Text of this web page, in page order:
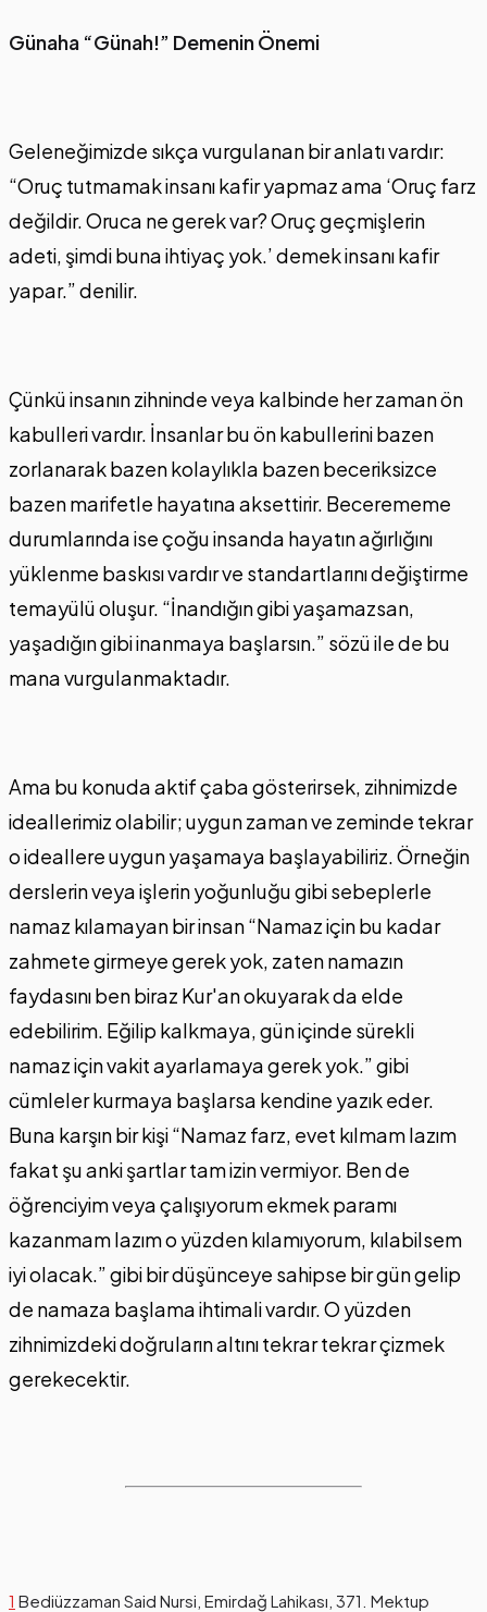
Günaha “Günah!” Demenin Önemi
Geleneğimizde sıkça vurgulanan bir anlatı vardır:
“Oruç tutmamak insanı kafir yapmaz ama ‘Oruç farz
değildir. Oruca ne gerek var? Oruç geçmişlerin
adeti, şimdi buna ihtiyaç yok.’ demek insanı kafir
yapar.” denilir.
Çünkü insanın zihninde veya kalbinde her zaman ön
kabulleri vardır. İnsanlar bu ön kabullerini bazen
zorlanarak bazen kolaylıkla bazen beceriksizce
bazen marifetle hayatına aksettirir. Becerememe
durumlarında ise çoğu insanda hayatın ağırlığını
yüklenme baskısı vardır ve standartlarını değiştirme
temayülü oluşur. “İnandığın gibi yaşamazsan,
yaşadığın gibi inanmaya başlarsın.” sözü ile de bu
mana vurgulanmaktadır.
Ama bu konuda aktif çaba gösterirsek, zihnimizde
ideallerimiz olabilir; uygun zaman ve zeminde tekrar
o ideallere uygun yaşamaya başlayabiliriz. Örneğin
derslerin veya işlerin yoğunluğu gibi sebeplerle
namaz kılamayan bir insan “Namaz için bu kadar
zahmete girmeye gerek yok, zaten namazın
faydasını ben biraz Kur'an okuyarak da elde
edebilirim. Eğilip kalkmaya, gün içinde sürekli
namaz için vakit ayarlamaya gerek yok.” gibi
cümleler kurmaya başlarsa kendine yazık eder.
Buna karşın bir kişi “Namaz farz, evet kılmam lazım
fakat şu anki şartlar tam izin vermiyor. Ben de
öğrenciyim veya çalışıyorum ekmek paramı
kazanmam lazım o yüzden kılamıyorum, kılabilsem
iyi olacak.” gibi bir düşünceye sahipse bir gün gelip
de namaza başlama ihtimali vardır. O yüzden
zihnimizdeki doğruların altını tekrar tekrar çizmek
gerekecektir.
1 Bediüzzaman Said Nursi, Emirdağ Lahikası, 371. Mektup